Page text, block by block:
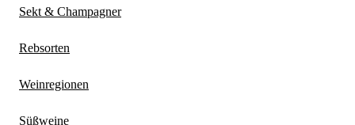
Sekt & Champagner
Rebsorten
Weinregionen
Süßweine